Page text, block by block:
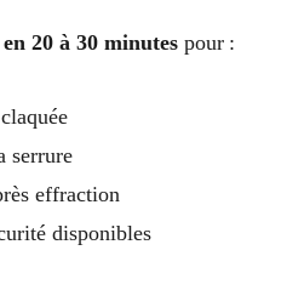
en 20 à 30 minutes pour :
serrure
effraction
disponibles